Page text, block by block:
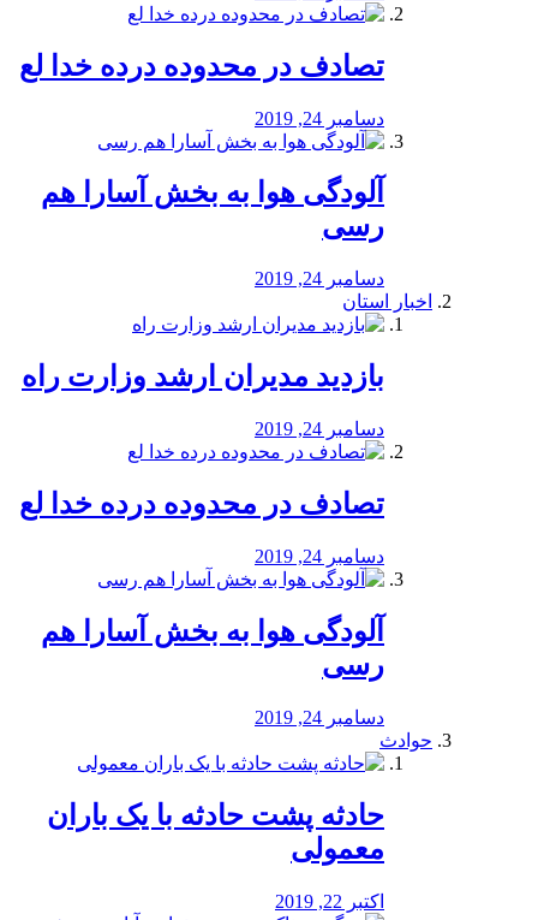
تصادف در محدوده درده خدا لع
دسامبر 24, 2019
آلودگی هوا به بخش آسارا هم
رسی
دسامبر 24, 2019
اخبار استان
بازدید مدیران ارشد وزارت راه
دسامبر 24, 2019
تصادف در محدوده درده خدا لع
دسامبر 24, 2019
آلودگی هوا به بخش آسارا هم
رسی
دسامبر 24, 2019
حوادث
️حادثه پشت حادثه با یک باران
معمولی
اکتبر 22, 2019